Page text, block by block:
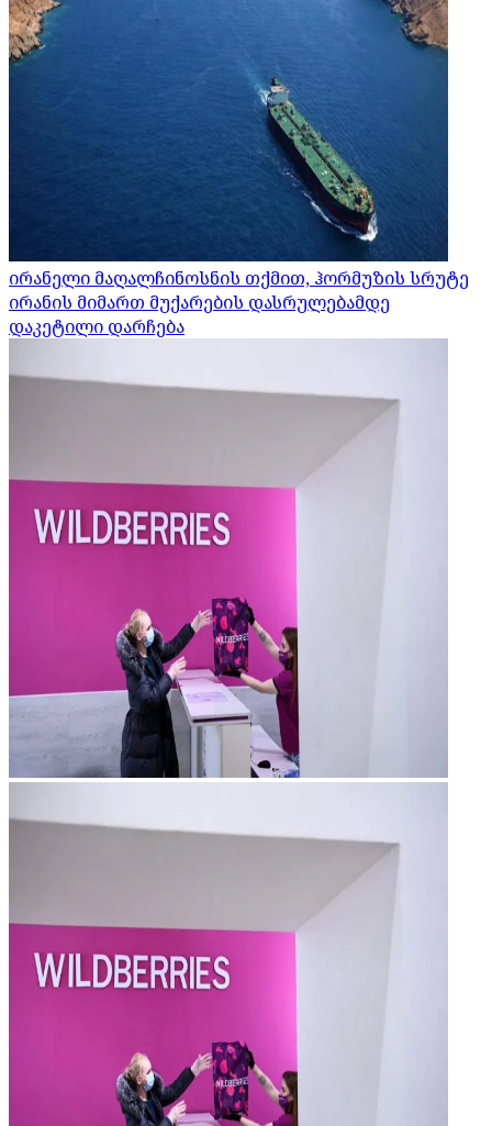
ირანელი მაღალჩინოსნის თქმით, ჰორმუზის სრუტე
ირანის მიმართ მუქარების დასრულებამდე
დაკეტილი დარჩება